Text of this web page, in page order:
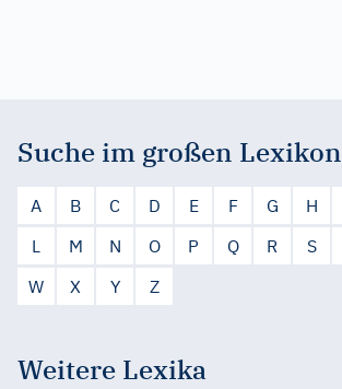
Suche im großen Lexikon
A B C D E F G H
L
M N O P Q R S
W
X Y Z
Weitere Lexika